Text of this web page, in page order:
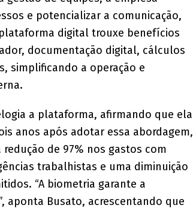
e potencializar a comunicação,
digital trouxe benefícios
documentação digital, cálculos
simplificando a operação e
a plataforma, afirmando que ela
anos após adotar essa abordagem,
de 97% nos gastos com
trabalhistas e uma diminuição
“A biometria garante a
aponta Busato, acrescentando que